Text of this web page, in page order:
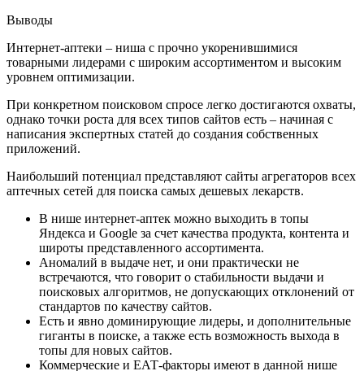
Выводы
Интернет-аптеки – ниша с прочно укоренившимися
товарными лидерами с широким ассортиментом и высоким
уровнем оптимизации.
При конкретном поисковом спросе легко достигаются охваты,
однако точки роста для всех типов сайтов есть – начиная с
написания экспертных статей до создания собственных
приложений.
Наибольший потенциал представляют сайты агрегаторов всех
аптечных сетей для поиска самых дешевых лекарств.
В нише интернет-аптек можно выходить в топы
Яндекса и Google за счет качества продукта, контента и
широты представленного ассортимента.
Аномалий в выдаче нет, и они практически не
встречаются, что говорит о стабильности выдачи и
поисковых алгоритмов, не допускающих отклонений от
стандартов по качеству сайтов.
Есть и явно доминирующие лидеры, и дополнительные
гиганты в поиске, а также есть возможность выхода в
топы для новых сайтов.
Коммерческие и ЕАТ-факторы имеют в данной нише